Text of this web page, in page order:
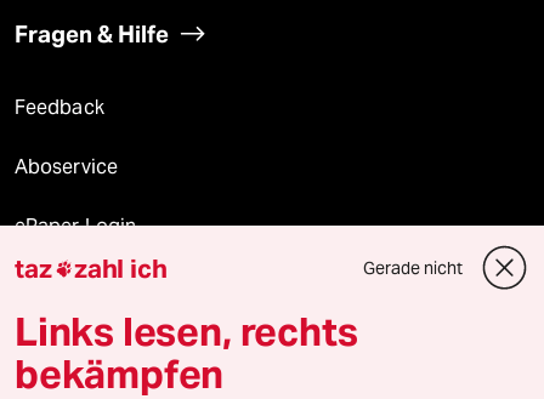
Fragen & Hilfe
Feedback
Aboservice
ePaper Login
Downloads für Abonnierende
taz zahl ich Gerade nicht
Links lesen, rechts
bekämpfen